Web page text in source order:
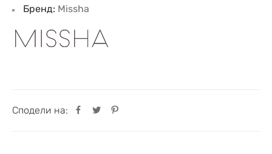
Сподели на:
Бренд: Missha